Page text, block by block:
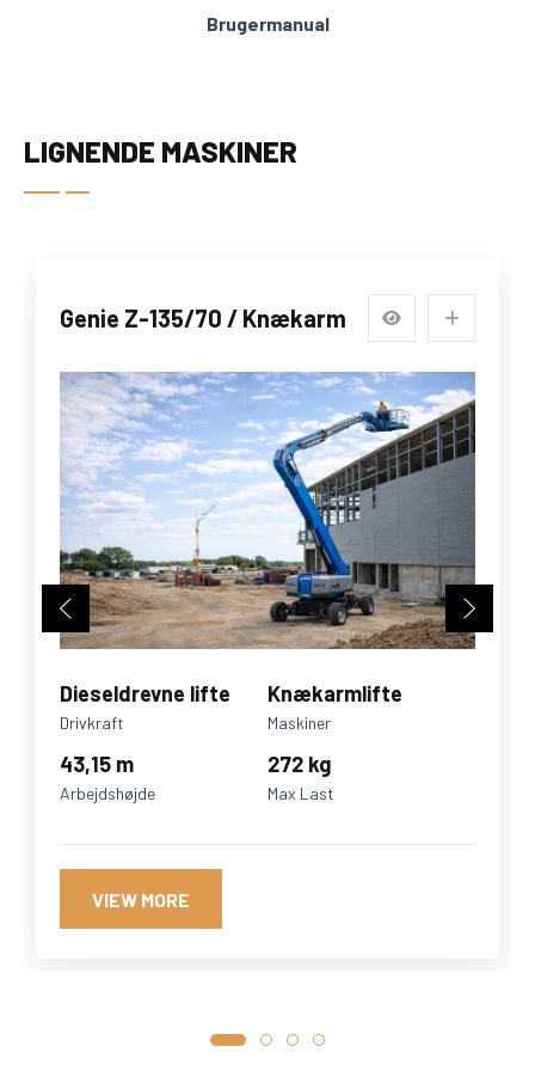
Brugermanual
LIGNENDE MASKINER
Genie Z-135/70 / Knækarm
Dieseldrevne lifte
Drivkraft
Knækarmlifte
Maskiner
43,15 m
Arbejdshøjde
272 kg
Max Last
VIEW MORE